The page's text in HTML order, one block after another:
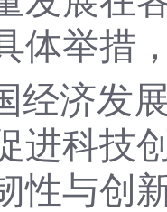
体举措
经济发
进科技
性与创